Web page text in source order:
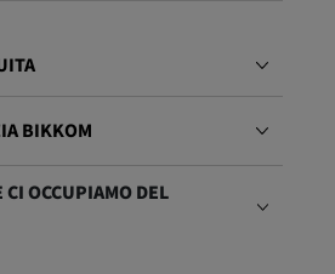
BIKKOM
OCCUPIAMO DEL